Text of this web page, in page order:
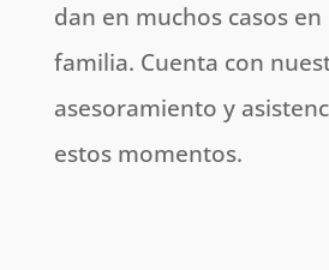
dan en muchos casos
familia. Cuenta con
asesoramiento y
estos momentos.